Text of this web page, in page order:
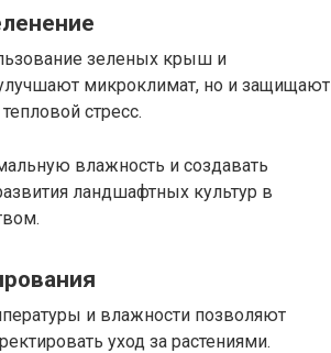
зеленых крыш и
микроклимат, но и защищают
стресс.
влажность и создавать
ландшафтных культур в
и влажности позволяют
уход за растениями.